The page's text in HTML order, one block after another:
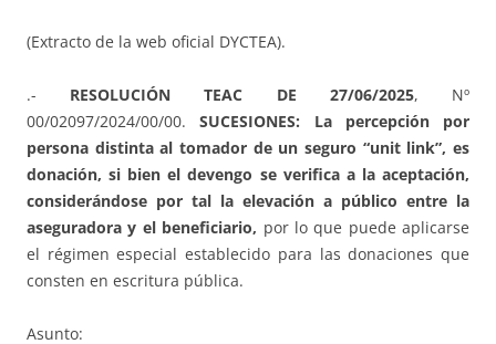
(Extracto de la web oficial DYCTEA).
.- RESOLUCIÓN TEAC DE 27/06/2025, Nº
00/02097/2024/00/00.SUCESIONES: La percepción por
persona distinta al tomador de un seguro “unit link”, es
donación, si bien el devengo se verifica a la aceptación,
considerándose por tal la elevación a público entre la
aseguradora y el beneficiario, por lo que puede aplicarse
el régimen especial establecido para las donaciones que
consten en escritura pública.
Asunto: